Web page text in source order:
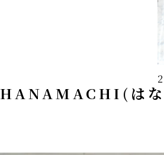
HANAMACHI(はな